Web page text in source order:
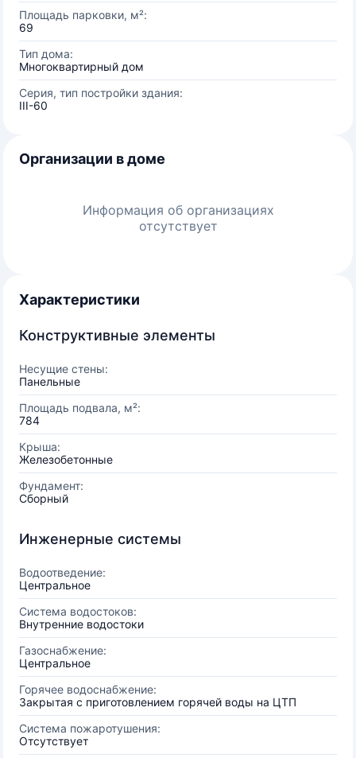
Площадь парковки, м²:
69
Тип дома:
Многоквартирный дом
Серия, тип постройки здания:
III-60
Организации в доме
Информация об организациях
отсутствует
Характеристики
Конструктивные элементы
Несущие стены:
Панельные
Площадь подвала, м²:
784
Крыша:
Железобетонные
Фундамент:
Сборный
Инженерные системы
Водоотведение:
Центральное
Система водостоков:
Внутренние водостоки
Газоснабжение:
Центральное
Горячее водоснабжение:
Закрытая с приготовлением горячей воды на ЦТП
Система пожаротушения:
Отсутствует